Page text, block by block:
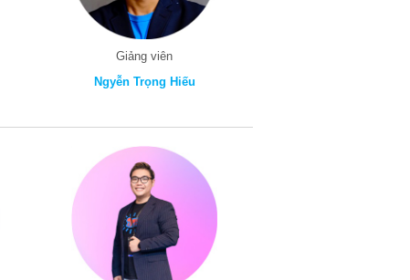
Giảng viên
Ngyễn Trọng Hiếu